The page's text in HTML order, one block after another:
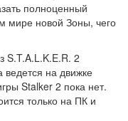
полноценный
мире новой Зоны, чего
S.T.A.L.K.E.R. 2
ведется на движке
Stalker 2 пока нет.
только на ПК и